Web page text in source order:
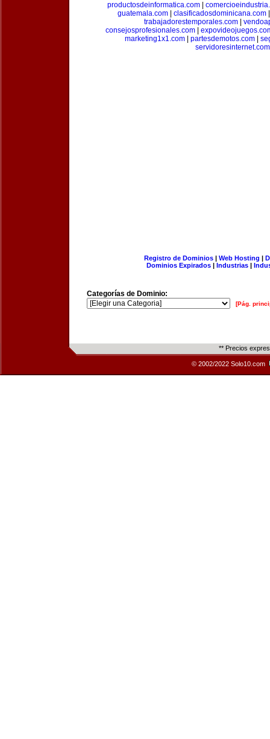
productosdeinformatica.com
guatemala.com| clasificadosdominicana.com
trabajadorestemporales.com
consejosprofesionales.com|
marketing1x1.com| partesdemotos.com|
servidoresinternet.com
Registro de Dominios| Web Hosting |
Dominios Expirados | Industrias |
Categorías de Dominio:
[Pág.
** Precios
© 2002/2022 Solo10.com